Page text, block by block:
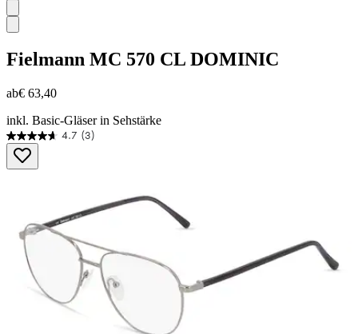
Fielmann MC 570 CL DOMINIC
ab€ 63,40
inkl. Basic-Gläser in Sehstärke
4.7 (3)
4.7
von
5
Bewertungen